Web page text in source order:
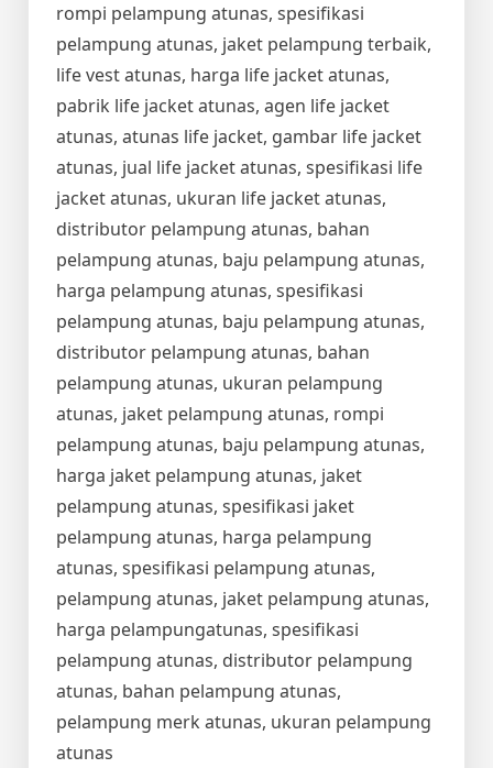
rompi pelampung atunas, spesifikasi
pelampung atunas, jaket pelampung terbaik,
life vest atunas, harga life jacket atunas,
pabrik life jacket atunas, agen life jacket
atunas, atunas life jacket, gambar life jacket
atunas, jual life jacket atunas, spesifikasi life
jacket atunas, ukuran life jacket atunas,
distributor pelampung atunas, bahan
pelampung atunas, baju pelampung atunas,
harga pelampung atunas, spesifikasi
pelampung atunas, baju pelampung atunas,
distributor pelampung atunas, bahan
pelampung atunas, ukuran pelampung
atunas, jaket pelampung atunas, rompi
pelampung atunas, baju pelampung atunas,
harga jaket pelampung atunas, jaket
pelampung atunas, spesifikasi jaket
pelampung atunas, harga pelampung
atunas, spesifikasi pelampung atunas,
pelampung atunas, jaket pelampung atunas,
harga pelampungatunas, spesifikasi
pelampung atunas, distributor pelampung
atunas, bahan pelampung atunas,
pelampung merk atunas, ukuran pelampung
atunas